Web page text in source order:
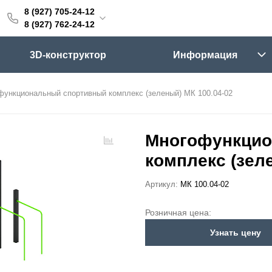
8 (927) 705-24-12
8 (927) 762-24-12
24-12
24-12
прайс-листа
3D-конструктор Информация
спортивный комплекс (зеленый) МК 100.04-02
комплекс
Артикул: МК 100.04-02
Розничная цена:
Узнать цену